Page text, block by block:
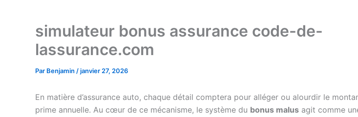
simulateur bonus assurance code-de-
lassurance.com
Par Benjamin /janvier 27, 2026
En matière d’assurance auto, chaque détail comptera pour alléger ou alourdir le
prime annuelle. Au cœur de ce mécanisme, le système du bonus malus agit comme